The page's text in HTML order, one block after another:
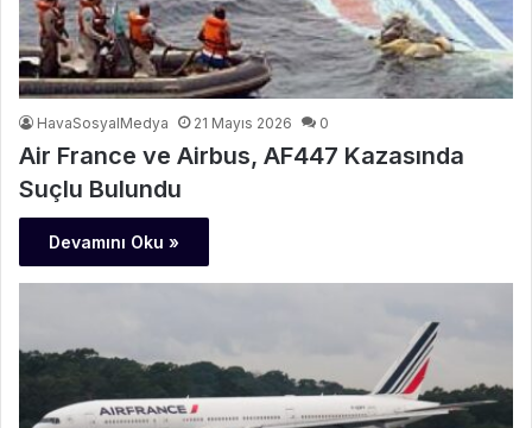
HavaSosyalMedya 21 Mayıs 2026 0
Air France ve Airbus, AF447 Kazasında
Suçlu Bulundu
Devamını Oku »